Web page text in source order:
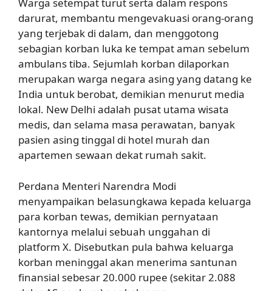
darurat, membantu mengevakuasi orang-orang
yang terjebak di dalam, dan menggotong
sebagian korban luka ke tempat aman sebelum
ambulans tiba. Sejumlah korban dilaporkan
merupakan warga negara asing yang datang ke
India untuk berobat, demikian menurut media
lokal. New Delhi adalah pusat utama wisata
medis, dan selama masa perawatan, banyak
pasien asing tinggal di hotel murah dan
apartemen sewaan dekat rumah sakit.
Perdana Menteri Narendra Modi
menyampaikan belasungkawa kepada keluarga
para korban tewas, demikian pernyataan
kantornya melalui sebuah unggahan di
platform X. Disebutkan pula bahwa keluarga
korban meninggal akan menerima santunan
finansial sebesar 20.000 rupee (sekitar 2.088